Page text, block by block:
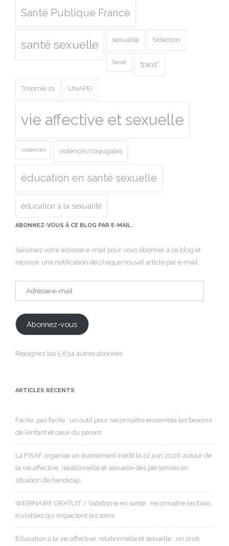
Santé Publique France
santé sexuelle sexualité Sidaction
Sénat trans*
Trisomie 21 UNAPEI
vie affective et sexuelle
violences violences conjugales
éducation en santé sexuelle
éducation à la sexualité
ABONNEZ-VOUS À CE BLOG PAR E-MAIL.
Saisissez votre adresse e-mail pour vous abonner à ce blog et
recevoir une notification de chaque nouvel article par e-mail.
Adresse
e-
Abonnez-vous
Rejoignez les 5 834 autres abonnés
ARTICLES RÉCENTS
Facile, pas facile : un outil pour reconnaître ensemble les besoins
de l’enfant et ceux du parent
La FISAF organise un événement inédit le 22 juin 2026 autour de
la vie affective, relationnelle et sexuelle des personnes en
situation de handicap.
WEBINAIRE GRATUIT / Validisme en santé : reconnaître les biais
invisibles qui impactent les soins
Éducation à la vie affective, relationnelle et sexuelle : un droit